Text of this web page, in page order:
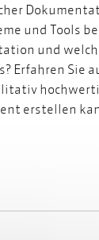
und Tools
und
Erfahren Sie
erstellen